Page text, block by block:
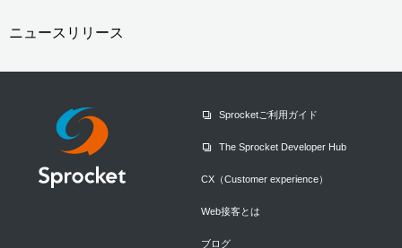
ニュースリリース
Sprocketご利用ガイド
The Sprocket Developer Hub
CX（Customer experience）
Web接客とは
ブログ